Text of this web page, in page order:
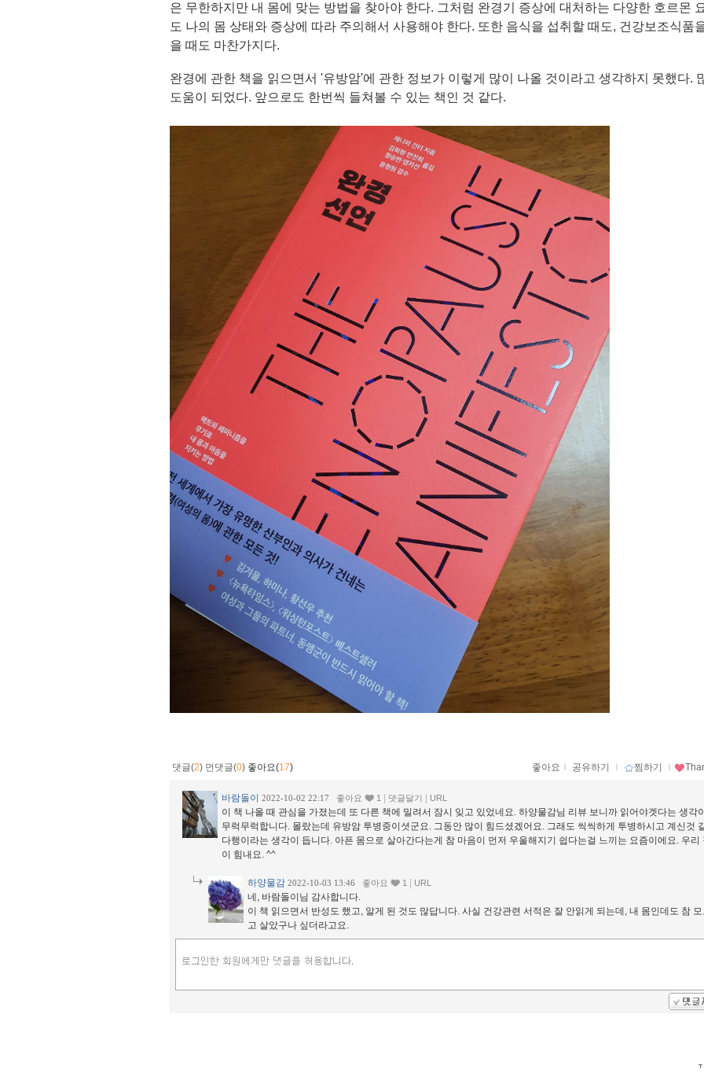
은 무한하지만 내 몸에 맞는 방법을 찾아야 한다. 그처럼 완경기 증상에 대처하는 다양한 호르몬
도 나의 몸 상태와 증상에 따라 주의해서 사용해야 한다. 또한 음식을 섭취할 때도, 건강보조식품
을 때도 마찬가지다.
완경에 관한 책을 읽으면서 '유방암'에 관한 정보가 이렇게 많이 나올 것이라고 생각하지 못했다.
도움이 되었다. 앞으로도 한번씩 들쳐볼 수 있는 책인 것 같다.
댓글(2) 먼댓글(0) 좋아요(17) 좋아요 ｌ 공유하기 ｌ 찜하기 ｌ
바람돌이 2022-10-02 22:17 좋아요 1 댓글달기 URL
이 책 나올 때 관심을 가졌는데 또 다른 책에 밀려서 잠시 잊고 있었네요. 하양물감님 리뷰 보니까 읽어야겟다는 생각
무럭무럭합니다. 몰랐는데 유방암 투병중이셧군요. 그동안 많이 힘드셨겠어요. 그래도 씩씩하게 투병하시고 계신것
다행이라는 생각이 듭니다. 아픈 몸으로 살아간다는게 참 마음이 먼저 우울해지기 쉽다는걸 느끼는 요즘이에요. 우리
이 힘내요. ^^
하양물감 2022-10-03 13:46 좋아요 1 URL
네, 바람돌이님 감사합니다.
이 책 읽으면서 반성도 했고, 알게 된 것도 많답니다. 사실 건강관련 서적은 잘 안읽게 되는데, 내 몸인데도 참
고 살았구나 싶더라고요.